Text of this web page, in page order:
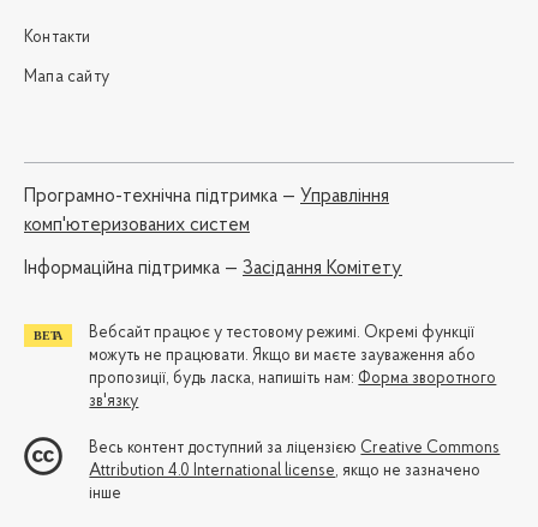
Контакти
Мапа сайту
Програмно-технічна підтримка — Управління
комп'ютеризованих систем
Iнформаційна підтримка — Засідання Комітету
Вебсайт працює у тестовому режимі. Окремі функції
можуть не працювати. Якщо ви маєте зауваження або
пропозиції, будь ласка, напишіть нам: Форма зворотного
зв'язку
Весь контент доступний за ліцензією Creative Commons
Attribution 4.0 International license, якщо не зазначено
інше